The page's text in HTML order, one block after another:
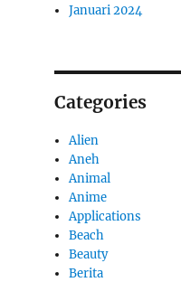
Januari 2024
Categories
Alien
Aneh
Animal
Anime
Applications
Beach
Beauty
Berita